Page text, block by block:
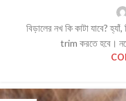
বিড়ালের নখ কি কাটা যাবে?
trim করতে হবে।